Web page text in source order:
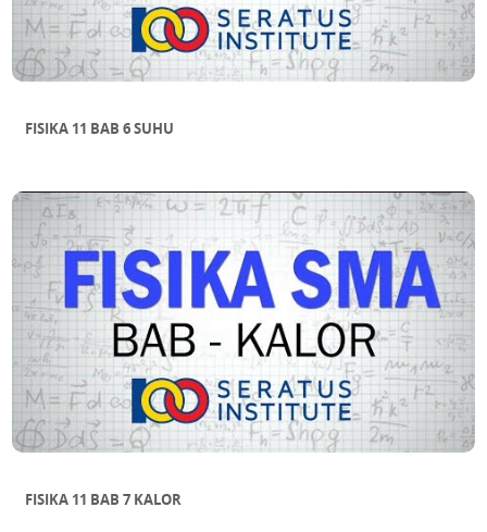
FISIKA 11 BAB 6 SUHU
FISIKA 11 BAB 7 KALOR